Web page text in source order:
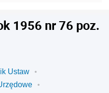
1956 nr 76 poz.
Ustaw